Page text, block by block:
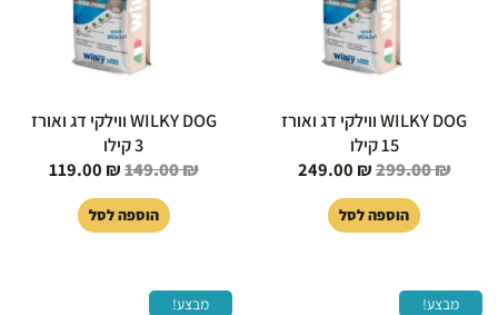
WILKY DOG ווילקי דג ואורז
15 קילו
299.00₪
249.00 ₪
הוספה לסל
WILKY DOG ווילקי דג ואורז
3 קילו
149.00₪
119.00 ₪
הוספה לסל
מבצע! מבצע!